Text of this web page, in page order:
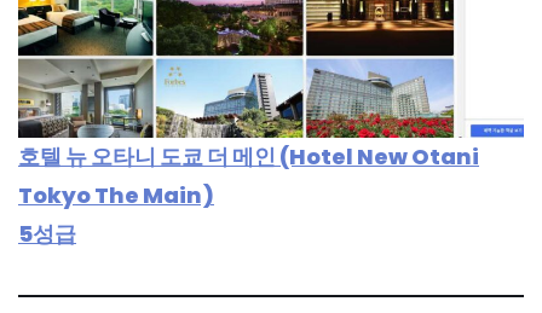
호텔 뉴 오타니 도쿄 더 메인 (Hotel New Otani
Tokyo The Main)
5성급